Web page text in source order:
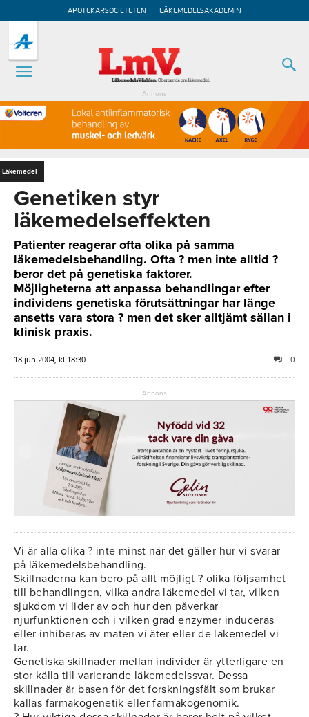
APOTEKARSOCIETETEN LÄKEMEDELSAKADEMIN
Annons
Läkemedel
Genetiken styr
läkemedelseffekten
Patienter reagerar ofta olika på samma
läkemedelsbehandling. Ofta ? men inte alltid ?
beror det på genetiska faktorer.
Möjligheterna att anpassa behandlingar efter
individens genetiska förutsättningar har länge
ansetts vara stora ? men det sker alltjämt sällan i
klinisk praxis.
18 jun 2004, kl 18:30 0
Annons
Vi är alla olika ? inte minst när det gäller hur vi svarar
på läkemedelsbehandling.
Skillnaderna kan bero på allt möjligt ? olika följsamhet
till behandlingen, vilka andra läkemedel vi tar, vilken
sjukdom vi lider av och hur den påverkar
njurfunktionen och i vilken grad enzymer induceras
eller inhiberas av maten vi äter eller de läkemedel vi
tar.
Genetiska skillnader mellan individer är ytterligare en
stor källa till varierande läkemedelssvar. Dessa
skillnader är basen för det forskningsfält som brukar
kallas farmakogenetik eller farmakogenomik.